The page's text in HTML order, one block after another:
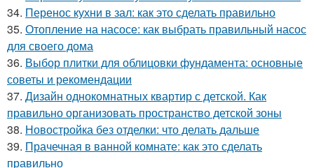
34. Перенос кухни в зал: как это сделать правильно
35. Отопление на насосе: как выбрать правильный насос
для своего дома
36. Выбор плитки для облицовки фундамента: основные
советы и рекомендации
37. Дизайн однокомнатных квартир с детской. Как
правильно организовать пространство детской зоны
38. Новостройка без отделки: что делать дальше
39. Прачечная в ванной комнате: как это сделать
правильно